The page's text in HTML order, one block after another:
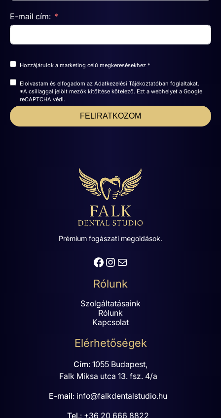
E-mail cím:
Hozzájárulok a marketing célú megkeresésekhez *
Elolvastam és elfogadom az Adatkezelési Tájékoztatóban foglaltakat.
*A csillaggal jelölt mezők kitöltése kötelező. Ezt a webhelyet a Google
reCAPTCHA védi.
FELIRATKOZOM
Prémium fogászati megoldások.
Facebook Instagram Mail
Rólunk
Szolgáltatásaink
Rólunk
Kapcsolat
Elérhetőségek
Cím: 1055 Budapest,
Falk Miksa utca 13. fsz. 4/a
E-mail: info@falkdentalstudio.hu
Tel.: +36 20 666 8822